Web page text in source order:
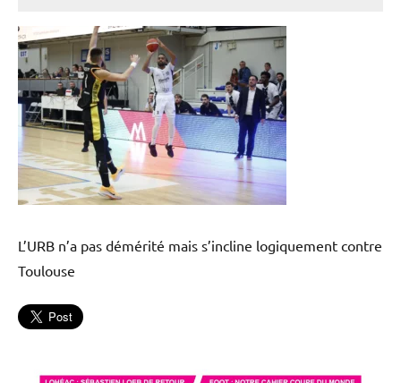
L’URB n’a pas démérité mais s’incline logiquement contre
Toulouse